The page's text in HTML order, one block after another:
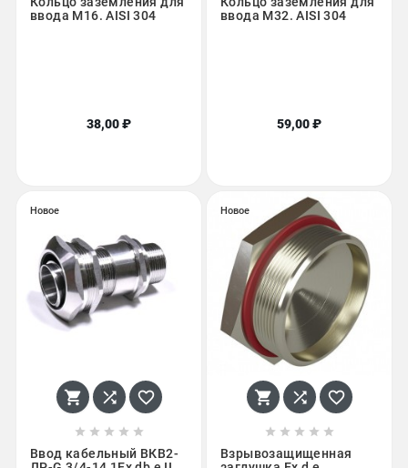
ввода M16. AISI 304
38,00 ₽
ввода M32. AISI 304
59,00 ₽
Новое
  
    
Ввод кабельный ВКВ2-
Новое
  
    
Взрывозащищенная